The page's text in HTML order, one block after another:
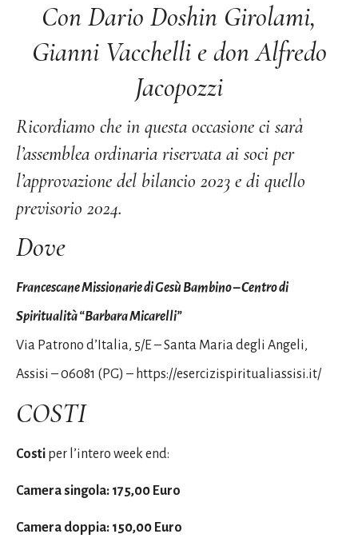
Con Dario Doshin Girolami,
Gianni Vacchelli e don Alfredo
Jacopozzi
Ricordiamo che in questa occasione ci sarà
l’assemblea ordinaria riservata ai soci per
l’approvazione del bilancio 2023 e di quello
previsorio 2024.
Dove
Francescane Missionarie di Gesù Bambino – Centro di
Spiritualità “Barbara Micarelli”
Via Patrono d’Italia, 5/E – Santa Maria degli Angeli,
Assisi – 06081 (PG) – https://esercizispiritualiassisi.it/
COSTI
Costi per l’intero week end:
Camera singola: 175,00 Euro
Camera doppia: 150,00 Euro